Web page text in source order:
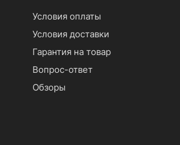
Условия оплаты
Условия доставки
Гарантия на товар
Вопрос-ответ
Обзоры